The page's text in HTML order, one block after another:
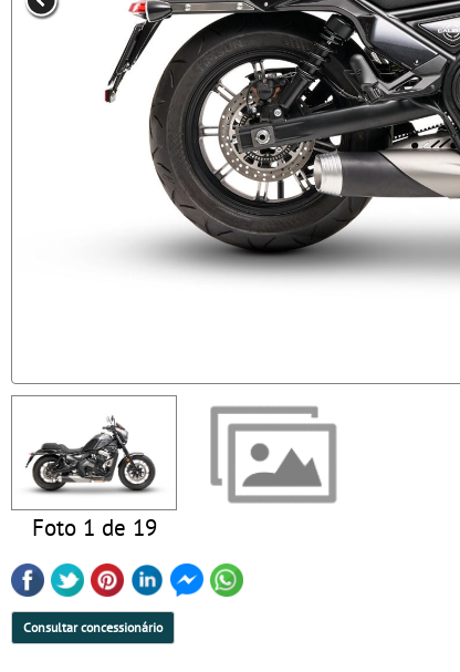
Foto 1 de 19
Consultar concessionário